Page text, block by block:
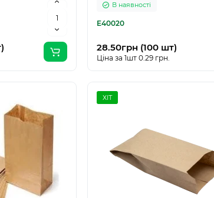
В наявності
E40020
28.50грн (100 шт)
Ціна за 1шт 0.29 грн.
ХІТ